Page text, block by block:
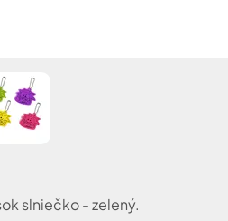
slniečko - zelený.